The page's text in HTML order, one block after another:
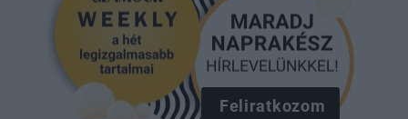
Feliratkozom